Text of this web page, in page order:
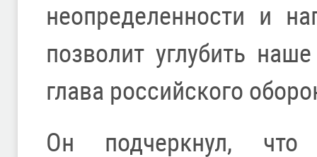
неопределенности и
позволит углубить
глава российского
Он подчеркнул,